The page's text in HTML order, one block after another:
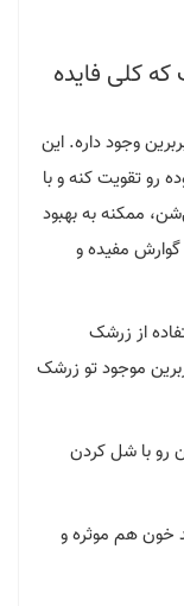
که کلی فایده
وجود داره. این
رو تقویت کنه و با
ممکنه به بهبود
گوارش مفیده و
از زرشک
موجود تو زرشک
رو با شل کردن
خون هم موثره و